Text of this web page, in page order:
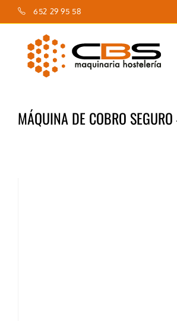
Saltar
al
652 29 95 58
MÁQUINA DE COBRO